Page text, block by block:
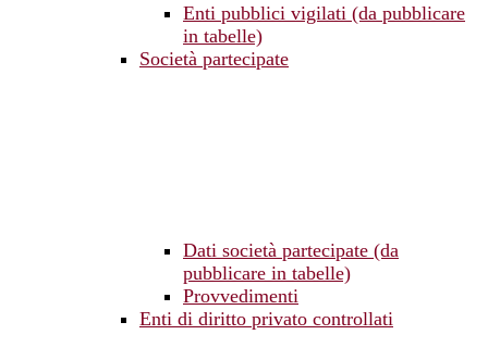
Enti pubblici vigilati (da pubblicare
in tabelle)
Società partecipate
Dati società partecipate (da
pubblicare in tabelle)
Provvedimenti
Enti di diritto privato controllati